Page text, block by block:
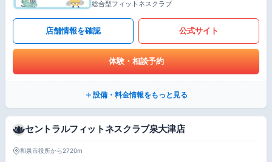
総合型フィットネスクラブ
店舗情報を確認 公式サイト
体験・相談予約
設備・料金情報をもっと見る
セントラルフィットネスクラブ泉大津店
和泉市役所から2720m